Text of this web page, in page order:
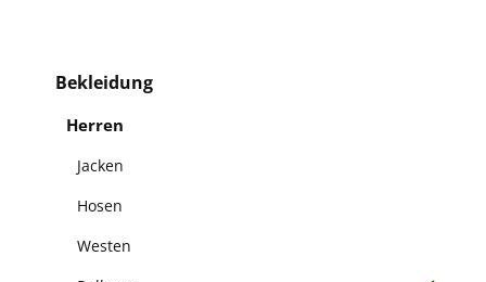
Bekleidung
Herren
Jacken
Hosen
Westen